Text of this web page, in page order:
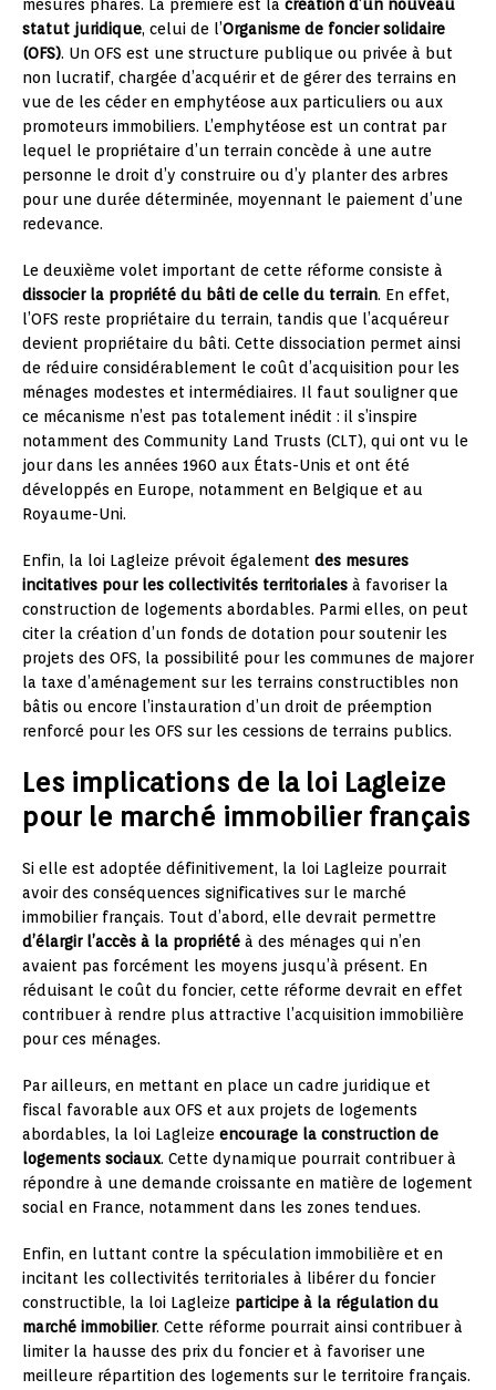
mesures phares. La première est la création d’un nouveau
statut juridique, celui de l’Organisme de foncier solidaire
(OFS). Un OFS est une structure publique ou privée à but
non lucratif, chargée d’acquérir et de gérer des terrains en
vue de les céder en emphytéose aux particuliers ou aux
promoteurs immobiliers. L’emphytéose est un contrat par
lequel le propriétaire d’un terrain concède à une autre
personne le droit d’y construire ou d’y planter des arbres
pour une durée déterminée, moyennant le paiement d’une
redevance.
Le deuxième volet important de cette réforme consiste à
dissocier la propriété du bâti de celle du terrain. En effet,
l’OFS reste propriétaire du terrain, tandis que l’acquéreur
devient propriétaire du bâti. Cette dissociation permet ainsi
de réduire considérablement le coût d’acquisition pour les
ménages modestes et intermédiaires. Il faut souligner que
ce mécanisme n’est pas totalement inédit : il s’inspire
notamment des Community Land Trusts (CLT), qui ont vu le
jour dans les années 1960 aux États-Unis et ont été
développés en Europe, notamment en Belgique et au
Royaume-Uni.
Enfin, la loi Lagleize prévoit également des mesures
incitatives pour les collectivités territoriales à favoriser la
construction de logements abordables. Parmi elles, on peut
citer la création d’un fonds de dotation pour soutenir les
projets des OFS, la possibilité pour les communes de majorer
la taxe d’aménagement sur les terrains constructibles non
bâtis ou encore l’instauration d’un droit de préemption
renforcé pour les OFS sur les cessions de terrains publics.
Les implications de la loi Lagleize
pour le marché immobilier français
Si elle est adoptée définitivement, la loi Lagleize pourrait
avoir des conséquences significatives sur le marché
immobilier français. Tout d’abord, elle devrait permettre
d’élargir l’accès à la propriété à des ménages qui n’en
avaient pas forcément les moyens jusqu’à présent. En
réduisant le coût du foncier, cette réforme devrait en effet
contribuer à rendre plus attractive l’acquisition immobilière
pour ces ménages.
Par ailleurs, en mettant en place un cadre juridique et
fiscal favorable aux OFS et aux projets de logements
abordables, la loi Lagleize encourage la construction de
logements sociaux. Cette dynamique pourrait contribuer à
répondre à une demande croissante en matière de logement
social en France, notamment dans les zones tendues.
Enfin, en luttant contre la spéculation immobilière et en
incitant les collectivités territoriales à libérer du foncier
constructible, la loi Lagleize participe à la régulation du
marché immobilier. Cette réforme pourrait ainsi contribuer à
limiter la hausse des prix du foncier et à favoriser une
meilleure répartition des logements sur le territoire français.